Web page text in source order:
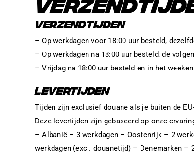
VERZENDTIJDEN
– Op werkdagen voor 18:00 uur besteld,
– Op werkdagen na 18:00 uur besteld, de
– Vrijdag na 18:00 uur besteld en in het
LEVERTIJDEN
Tijden zijn exclusief douane als je buiten de
Deze levertijden zijn gebaseerd op onze
– Albanië – 3 werkdagen – Oostenrijk – 2
werkdagen (excl. douanetijd) – Denemarken –